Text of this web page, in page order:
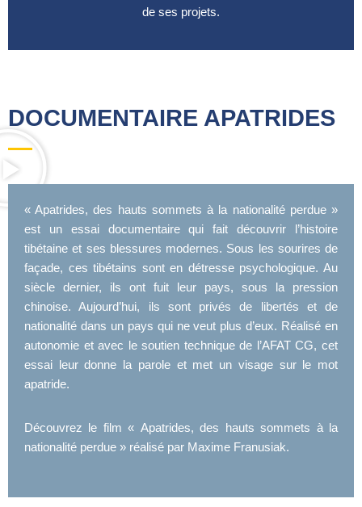
de ses projets.
DOCUMENTAIRE APATRIDES
« Apatrides, des hauts sommets à la nationalité perdue »
est un essai documentaire qui fait découvrir l’histoire
tibétaine et ses blessures modernes. Sous les sourires de
façade, ces tibétains sont en détresse psychologique. Au
siècle dernier, ils ont fuit leur pays, sous la pression
chinoise. Aujourd’hui, ils sont privés de libertés et de
nationalité dans un pays qui ne veut plus d’eux. Réalisé en
autonomie et avec le soutien technique de l’AFAT CG, cet
essai leur donne la parole et met un visage sur le mot
apatride.
Découvrez le film « Apatrides, des hauts sommets à la
nationalité perdue » réalisé par Maxime Franusiak.